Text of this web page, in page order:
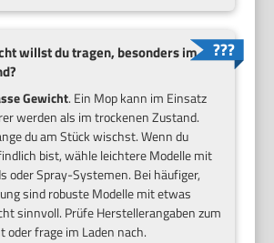
willst du tragen, besonders im
Gewicht. Ein Mop kann im Einsatz
werden als im trockenen Zustand.
du am Stück wischst. Wenn du
bist, wähle leichtere Modelle mit
oder Spray-Systemen. Bei häufiger,
sind robuste Modelle mit etwas
sinnvoll. Prüfe Herstellerangaben zum
oder frage im Laden nach.